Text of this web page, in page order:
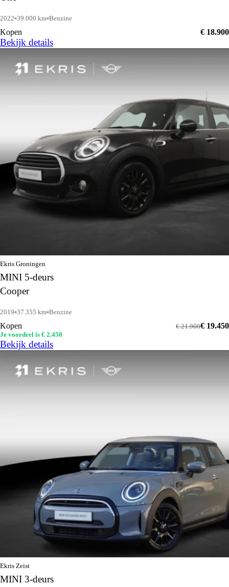
2022 39.000 km Benzine
Kopen € 18.900
Bekijk details
Ekris Groningen
MINI 5-deurs
Cooper
2019 37.355 km Benzine
Kopen € 19.450
€ 21.900
Je voordeel is € 2.450
Bekijk details
Ekris Zeist
MINI 3-deurs